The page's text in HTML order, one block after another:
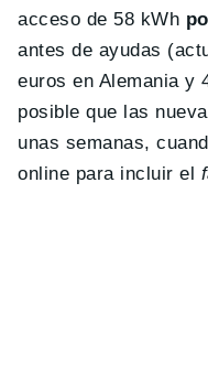
acceso de 58 kWh
antes de ayudas
euros en Alemania y
posible que las
unas semanas,
online para incluir el